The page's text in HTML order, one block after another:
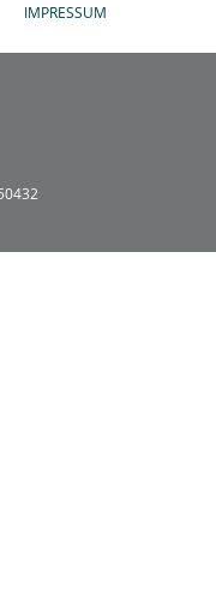
IMPRESSUM